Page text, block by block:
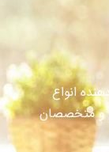
انواع
و متخصصان